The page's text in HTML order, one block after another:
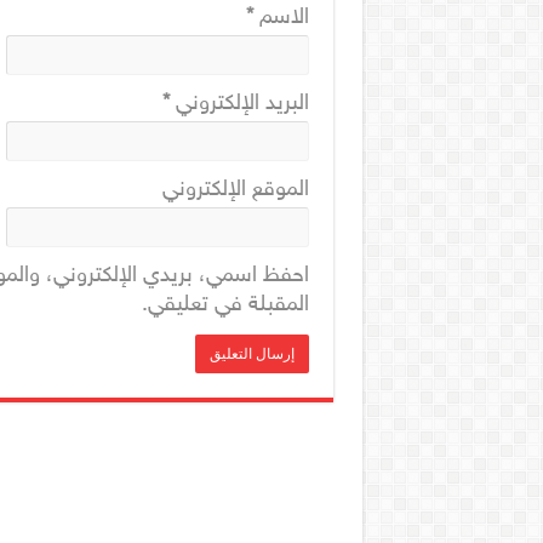
الاسم*
البريد الإلكتروني*
الموقع الإلكتروني
احفظ اسمي، بريدي الإلكتروني،
المقبلة في تعليقي.